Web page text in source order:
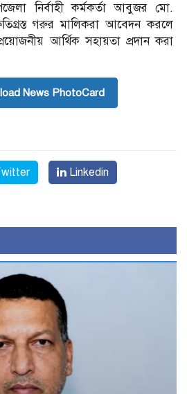
নির্বাহী কর্মকর্তা আবুজর মো.
গরুর মালিকরা আবেদন করলে
আর্থিক সহায়তা প্রদান করা
News PhotoCard
Linkedin